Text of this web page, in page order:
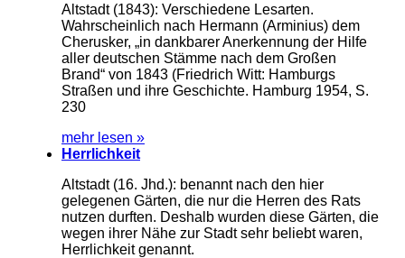
Altstadt (1843): Verschiedene Lesarten.
Wahrscheinlich nach Hermann (Arminius) dem
Cherusker, „in dankbarer Anerkennung der Hilfe
aller deutschen Stämme nach dem Großen
Brand“ von 1843 (Friedrich Witt: Hamburgs
Straßen und ihre Geschichte. Hamburg 1954, S.
230
mehr lesen »
Herrlichkeit
Altstadt (16. Jhd.): benannt nach den hier
gelegenen Gärten, die nur die Herren des Rats
nutzen durften. Deshalb wurden diese Gärten, die
wegen ihrer Nähe zur Stadt sehr beliebt waren,
Herrlichkeit genannt.